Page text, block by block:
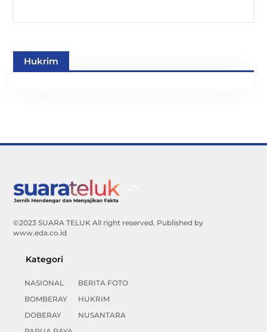
Hukrim
©2023 SUARA TELUK All right reserved. Published by
www.eda.co.id
Kategori
NASIONAL
BOMBERAY
DOBERAY
BERITA FOTO
HUKRIM
NUSANTARA